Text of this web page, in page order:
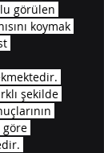
görülen
koymak
şekilde
göre